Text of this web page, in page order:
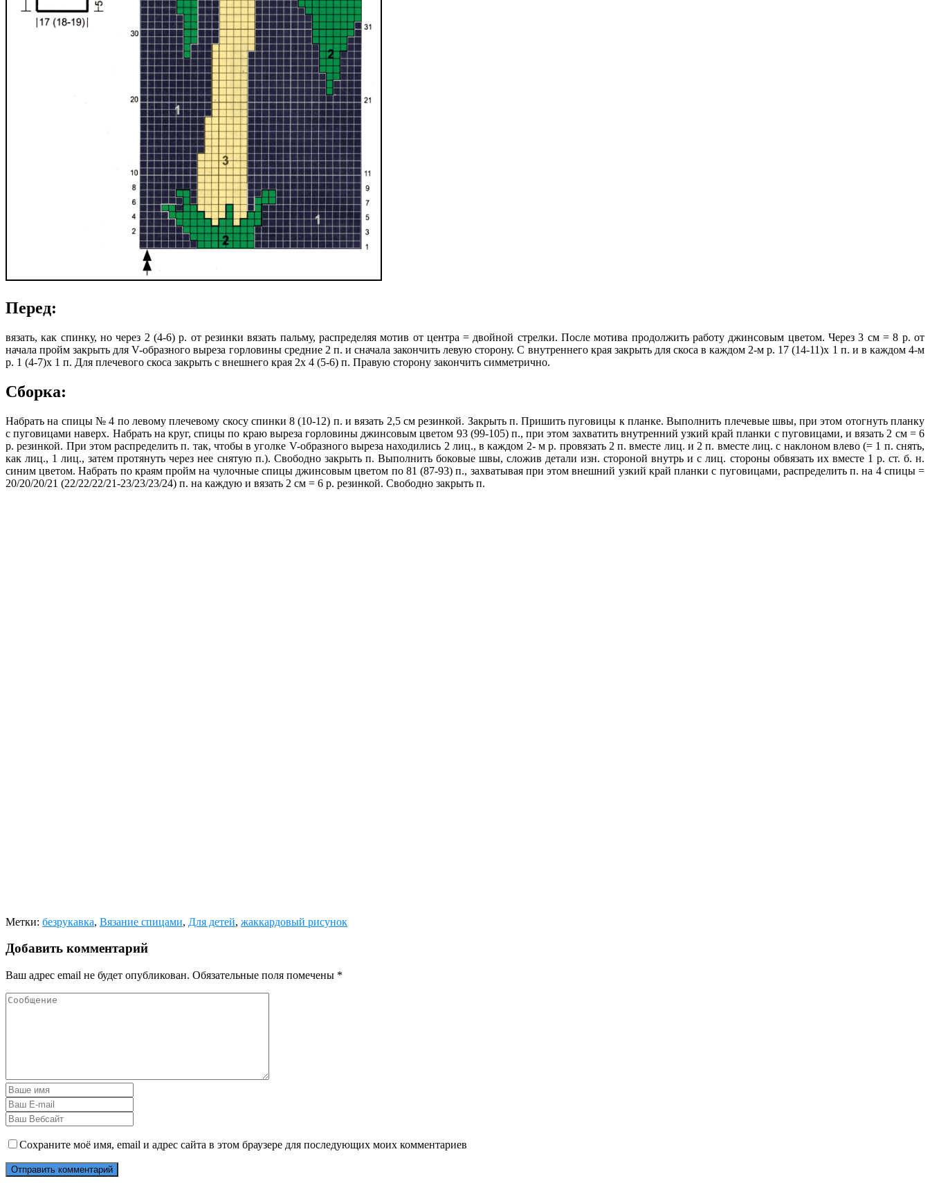
Перед:
вязать, как спинку, но через 2 (4-6) р. от резинки вязать пальму, распределяя мотив от центра = двойной стрелки. После мотива продолжить работу джинсовым цветом. Через 3 см = 8 р. от
начала пройм закрыть для V-образного выреза горловины средние 2 п. и сначала закончить левую сторону. С внутреннего края закрыть для скоса в каждом 2-м р. 17 (14-11)х 1 п. и в каждом 4-м
р. 1 (4-7)х 1 п. Для плечевого скоса закрыть с внешнего края 2х 4 (5-6) п. Правую сторону закончить симметрично.
Сборка:
Набрать на спицы № 4 по левому плечевому скосу спинки 8 (10-12) п. и вязать 2,5 см резинкой. Закрыть п. Пришить пуговицы к планке. Выполнить плечевые швы, при этом отогнуть планку
с пуговицами наверх. Набрать на круг, спицы по краю выреза горловины джинсовым цветом 93 (99-105) п., при этом захватить внутренний узкий край планки с пуговицами, и вязать 2 см = 6
р. резинкой. При этом распределить п. так, чтобы в уголке V-образного выреза находились 2 лиц., в каждом 2- м р. провязать 2 п. вместе лиц. и 2 п. вместе лиц. с наклоном влево (= 1 п. снять,
как лиц., 1 лиц., затем протянуть через нее снятую п.). Свободно закрыть п. Выполнить боковые швы, сложив детали изн. стороной внутрь и с лиц. стороны обвязать их вместе 1 р. ст. б. н.
синим цветом. Набрать по краям пройм на чулочные спицы джинсовым цветом по 81 (87-93) п., захватывая при этом внешний узкий край планки с пуговицами, распределить п. на 4 спицы =
20/20/20/21 (22/22/22/21-23/23/23/24) п. на каждую и вязать 2 см = 6 р. резинкой. Свободно закрыть п.
Метки: безрукавка, Вязание спицами, Для детей, жаккардовый рисунок
Добавить комментарий
Ваш адрес email не будет опубликован. Обязательные поля помечены *
Сохраните моё имя, email и адрес сайта в этом браузере для последующих моих комментариев